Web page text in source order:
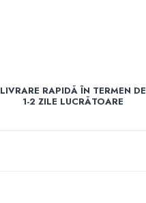
LIVRARE RAPIDĂ ÎN TERMEN DE
1-2 ZILE LUCRĂTOARE